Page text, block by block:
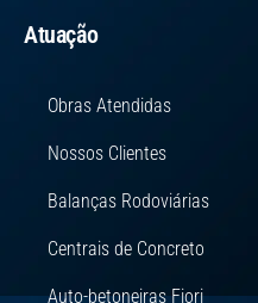
Atuação
Obras Atendidas
Nossos Clientes
Balanças Rodoviárias
Centrais de Concreto
Auto-betoneiras Fiori